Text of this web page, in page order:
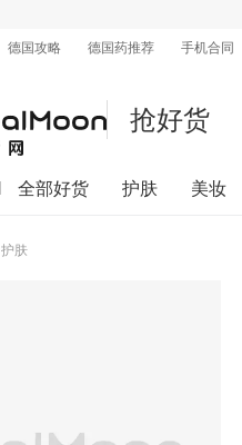
德国攻略 德国药推荐 手机合同
抢好货
全部好货 护肤 美妆
护肤